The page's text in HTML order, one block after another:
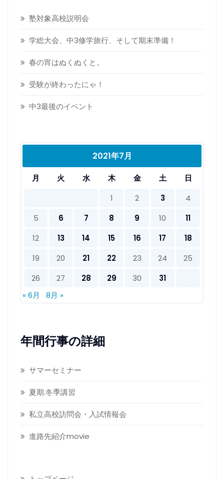
塾対象高校説明会
学総大会、中3修学旅行、そして期末準備！
春の宵はぬくぬくと。
受験が終わったにゃ！
中3最後のイベント
2021年7月
月 火 水 木 金 土
日
1
2 3
4
5
6 7 8 9 10
11
12
13 14 15 16 17
18
19
20 21 22 23 24
25
26
27 28 29 30
31
« 6月
8月 »
年間行事の詳細
サマーセミナー
夏期.冬季講習
私立高校訪問会・入試情報会
進路先紹介movie